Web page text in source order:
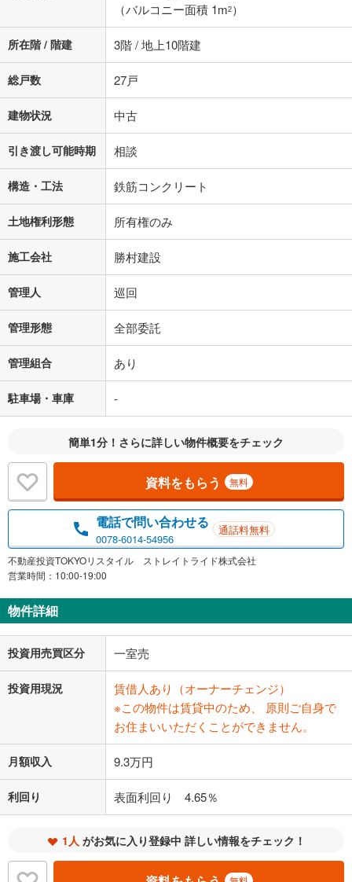
（バルコニー面積 1m2）
所在階 / 階建 3階 / 地上10階建
総戸数 27戸
建物状況 中古
引き渡し可能時期 相談
構造・工法 鉄筋コンクリート
土地権利形態 所有権のみ
施工会社 勝村建設
管理人 巡回
管理形態 全部委託
管理組合 あり
駐車場・車庫 -
簡単1分！さらに詳しい物件概要をチェック
資料をもらう 無料
電話で問い合わせる
0078-6014-54956
通話料無料
不動産投資TOKYOリスタイル ストレイトライド株式会社
営業時間：10:00-19:00
物件詳細
投資用売買区分 一室売
投資用現況
賃借人あり（オーナーチェンジ）
※この物件は賃貸中のため、 原則ご自身で
お住まいいただくことができません。
月額収入 9.3万円
利回り 表面利回り 4.65％
1人 がお気に入り登録中 詳しい情報をチェック！